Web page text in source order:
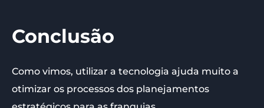
Conclusão
Como vimos, utilizar a tecnologia ajuda muito a
otimizar os processos dos planejamentos